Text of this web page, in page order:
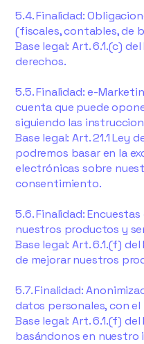
5.4. Finalidad:
(fiscales, contables, de
Base legal: Art. 6.1.(c)
derechos.
5.5. Finalidad: e-
cuenta que puede
siguiendo las
Base legal: Art. 21.1 Ley
podremos basar en la
electrónicas sobre
consentimiento.
5.6. Finalidad:
nuestros productos y
Base legal: Art. 6.1.(f)
de mejorar nuestros
5.7. Finalidad:
datos personales, con
Base legal: Art. 6.1.(f)
basándonos en